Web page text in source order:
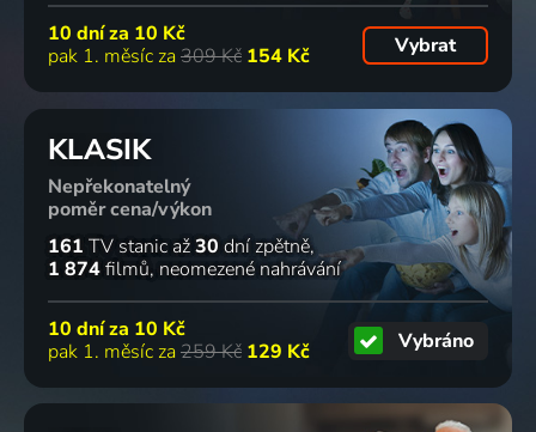
10 dní za 10 Kč
pak 1. měsíc za 309 Kč 154 Kč Vybrat
KLASIK
Nepřekonatelný
poměr cena/výkon
161 TV stanic až30 dní zpětně
1 874filmů neomezené nahrávání
10 dní za 10 Kč
pak 1. měsíc za 259 Kč 129 Kč Vybráno